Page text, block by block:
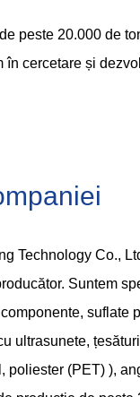
peste 20.000 de
cercetare și
Technology Co.,
. Suntem
suflate
ultrasunete,
poliester (PET) ),